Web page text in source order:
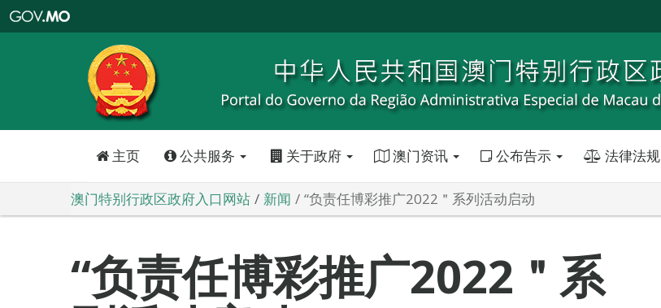
特
政
区
政
口
主页 公共服务 关于政府 澳门资讯 公布告示 法律法规
澳门特别行政区政府入口网站 新闻 “负责任博彩推广2022＂系列活动启动
“负责任博彩推广2022＂系